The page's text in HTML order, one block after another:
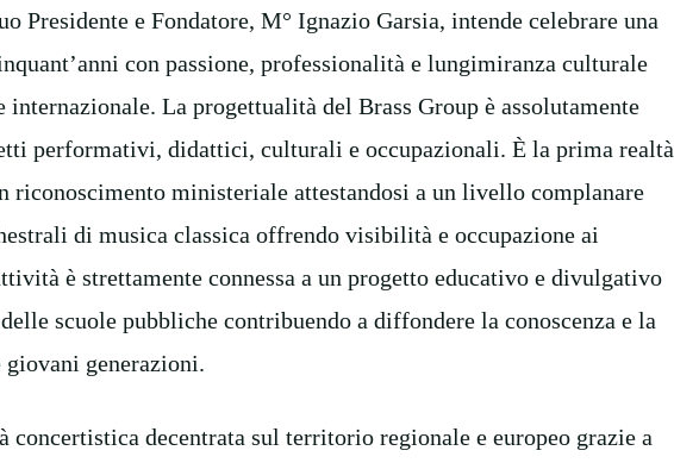
Presidente e Fondatore, M° Ignazio Garsia, intende celebrare una
con passione, professionalità e lungimiranza culturale
La progettualità del Brass Group è assolutamente
performativi, didattici, culturali e occupazionali. È la prima realtà
riconoscimento ministeriale attestandosi a un livello complanare
di musica classica offrendo visibilità e occupazione ai
è strettamente connessa a un progetto educativo e divulgativo
scuole pubbliche contribuendo a diffondere la conoscenza e la
generazioni.
decentrata sul territorio regionale e europeo grazie a